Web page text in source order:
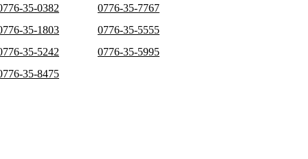
35-0382
0776-35-7767
35-1803
0776-35-5555
35-5242
0776-35-5995
35-8475